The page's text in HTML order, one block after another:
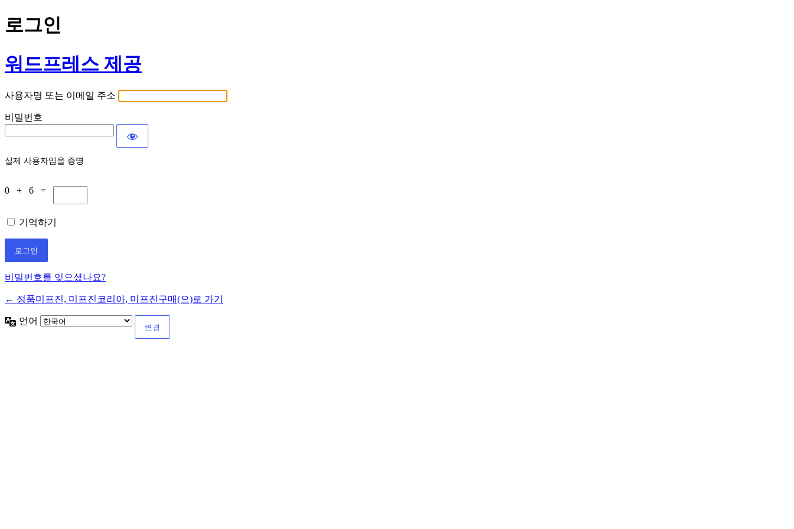
로그인
워드프레스 제공
사용자명 또는 이메일 주소
비밀번호
실제 사용자임을 증명
0 + 6 =
기억하기
비밀번호를 잊으셨나요?
← 정품미프진, 미프진코리아, 미프진구매(으)로 가기
언어